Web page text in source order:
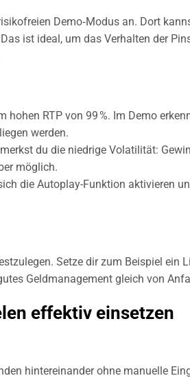
Demo‑Modus an. Dort
ist ideal, um das Verhalten der
RTP von 99 %. Im Demo
werden.
du die niedrige Volatilität:
möglich.
die Autoplay-Funktion aktivieren
Setze dir zum Beispiel ein
Geldmanagement gleich von
effektiv einsetzen
hintereinander ohne manuelle